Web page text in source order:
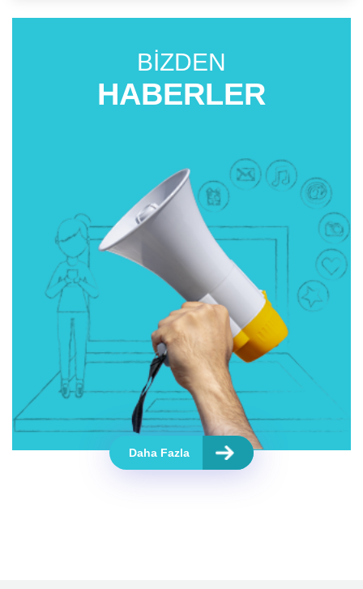
BİZDEN
HABERLER
Daha Fazla